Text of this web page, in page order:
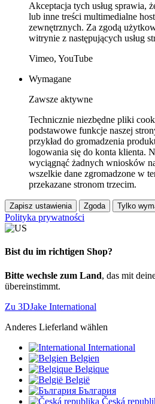
Akceptacja tych usług sprawia,
lub inne treści multimedialne
zewnętrznych. Za zgodą
witrynie z następujących usług
Vimeo, YouTube
Wymagane
Zawsze aktywne
Technicznie niezbędne pliki
podstawowe funkcje naszej
przykład do gromadzenia
logowania się do konta klienta.
wyciągnąć żadnych wniosków
wszelkie dane zgromadzone w
przekazane stronom trzecim.
Zapisz ustawienia Zgoda Tylko
Polityka prywatności
Bist du im richtigen Shop?
Bitte wechsle zum Land, das mit
übereinstimmt.
Zu 3DJake International
Anderes Lieferland wählen
International
Belgien
Belgique
België
България
Česká